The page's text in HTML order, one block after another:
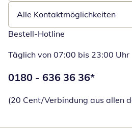
Alle Kontaktmöglichkeiten
Bestell-Hotline
Täglich von 07:00 bis 23:00 Uhr
Telefonnummer:
0180 - 636 36 36*
(20 Cent/Verbindung aus allen